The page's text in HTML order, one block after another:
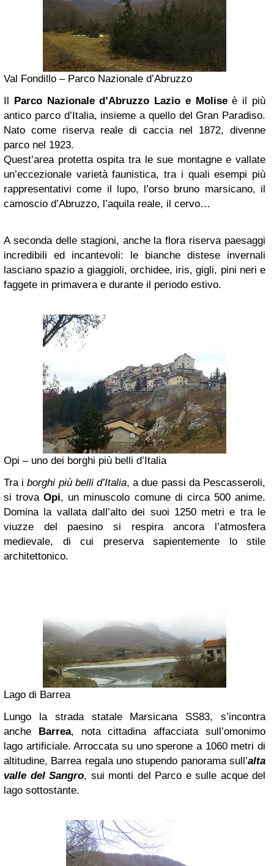
Val Fondillo – Parco Nazionale d’Abruzzo
Il Parco Nazionale d’Abruzzo Lazio e Moliseè il più
antico parco d’Italia, insieme a quello del Gran Paradiso.
Nato come riserva reale di caccia nel 1872, divenne
parco nel 1923.
Quest’area protetta ospita tra le sue montagne e vallate
un’eccezionale varietà faunistica, tra i quali esempi più
rappresentativi come il lupo, l’orso bruno marsicano, il
camoscio d’Abruzzo, l’aquila reale, il cervo…
A seconda delle stagioni, anche la flora riserva paesaggi
incredibili ed incantevoli: le bianche distese invernali
lasciano spazio a giaggioli, orchidee, iris, gigli, pini neri e
faggete in primavera e durante il periodo estivo.
Opi – uno dei borghi più belli d’Italia
Tra iborghi più belli d’Italia, a due passi da Pescasseroli,
si trovaOpi, un minuscolo comune di circa 500 anime.
Domina la vallata dall’alto dei suoi 1250 metri e tra le
viuzze del paesino si respira ancora l’atmosfera
medievale, di cui preserva sapientemente lo stile
architettonico.
Lago di Barrea
Lungo la strada statale Marsicana SS83, s’incontra
anche Barrea, nota cittadina affacciata sull’omonimo
lago artificiale. Arroccata su uno sperone a 1060 metri di
altitudine, Barrea regala uno stupendo panorama sull’alta
valle del Sangro, sui monti del Parco e sulle acque del
lago sottostante.